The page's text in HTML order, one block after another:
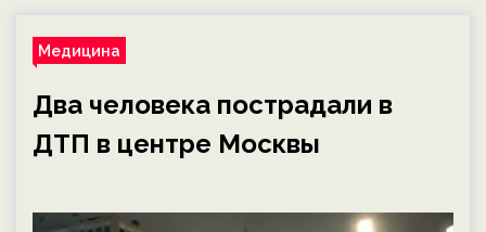
Медицина
Два человека пострадали в
ДТП в центре Москвы